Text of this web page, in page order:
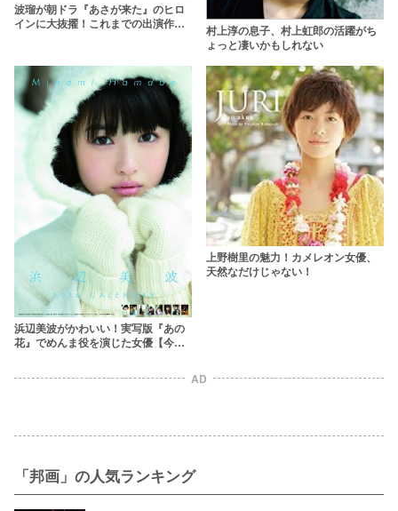
波瑠が朝ドラ『あさが来た』のヒロ
インに大抜擢！これまでの出演作ま
村上淳の息子、村上虹郎の活躍がち
ょっと凄いかもしれない
浜辺美波がかわいい！実写版『あの
花』でめんま役を演じた女優【今度
上野樹里の魅力！カメレオン女優、
天然なだけじゃない！
AD
「邦画」の人気ランキング